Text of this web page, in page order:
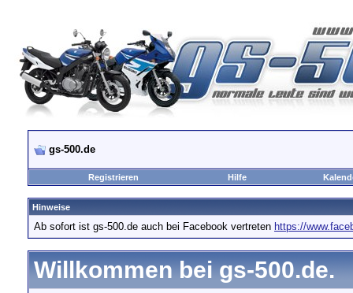
gs-500.de
Registrieren Hilfe
Hinweise
Ab sofort ist gs-500.de auch bei Facebook vertreten https://
Willkommen bei gs-500.de.